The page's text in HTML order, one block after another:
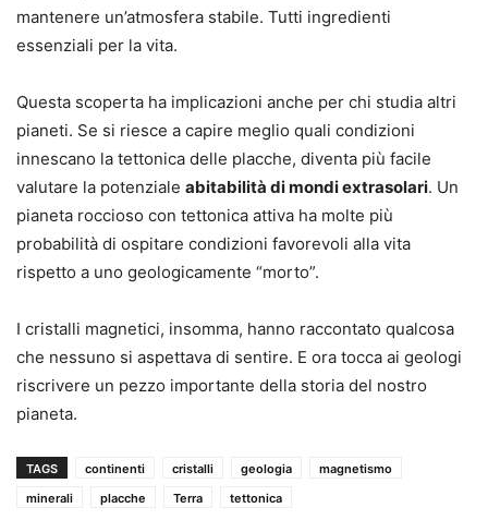
mantenere un’atmosfera stabile. Tutti ingredienti
essenziali per la vita.
Questa scoperta ha implicazioni anche per chi studia altri
pianeti. Se si riesce a capire meglio quali condizioni
innescano la tettonica delle placche, diventa più facile
valutare la potenziale abitabilità di mondi extrasolari. Un
pianeta roccioso con tettonica attiva ha molte più
probabilità di ospitare condizioni favorevoli alla vita
rispetto a uno geologicamente “morto”.
I cristalli magnetici, insomma, hanno raccontato qualcosa
che nessuno si aspettava di sentire. E ora tocca ai geologi
riscrivere un pezzo importante della storia del nostro
pianeta.
TAGS continenti cristalli geologia
magnetismo
minerali
placche Terra tettonica